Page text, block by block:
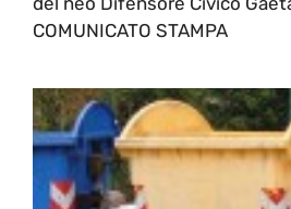
COMUNICATO STAMPA